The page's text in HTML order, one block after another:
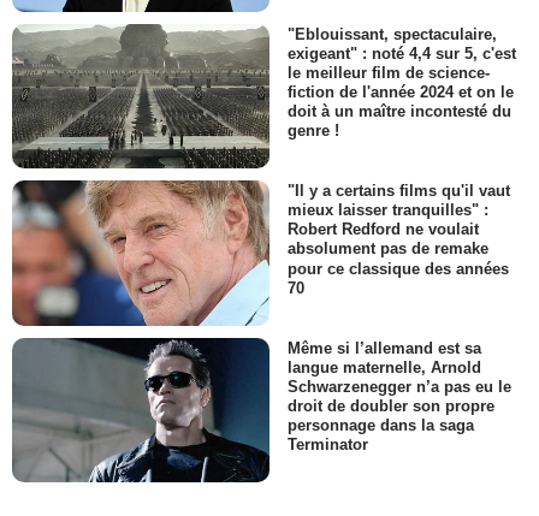
"Eblouissant, spectaculaire,
exigeant" : noté 4,4 sur 5, c'est
le meilleur film de science-
fiction de l'année 2024 et on le
doit à un maître incontesté du
genre !
"Il y a certains films qu'il vaut
mieux laisser tranquilles" :
Robert Redford ne voulait
absolument pas de remake
pour ce classique des années
70
Même si l’allemand est sa
langue maternelle, Arnold
Schwarzenegger n’a pas eu le
droit de doubler son propre
personnage dans la saga
Terminator